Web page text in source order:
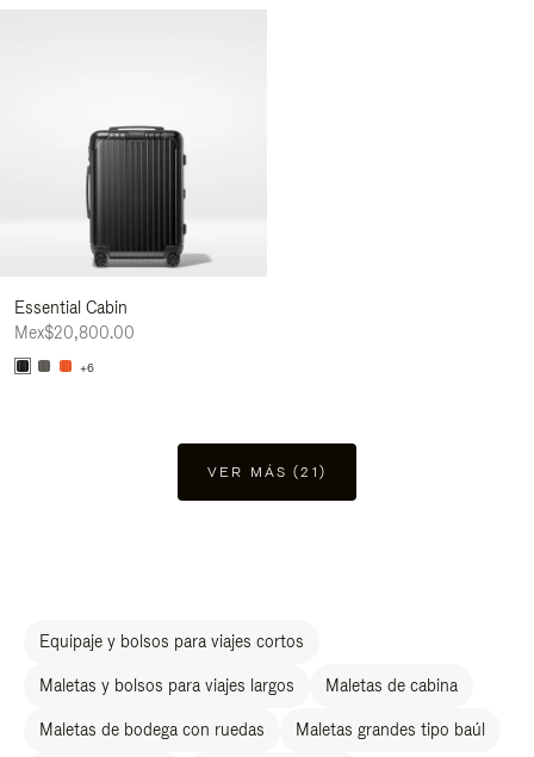
Essential Cabin
Mex$20,800.00
+6
VER MÁS (21)
Equipaje y bolsos para viajes cortos
Maletas y bolsos para viajes largos Maletas de cabina
Maletas de bodega con ruedas Maletas grandes tipo baúl